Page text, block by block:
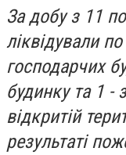
За добу з 11
ліквідували
господарчих
будинку та 1 -
відкритій
результаті